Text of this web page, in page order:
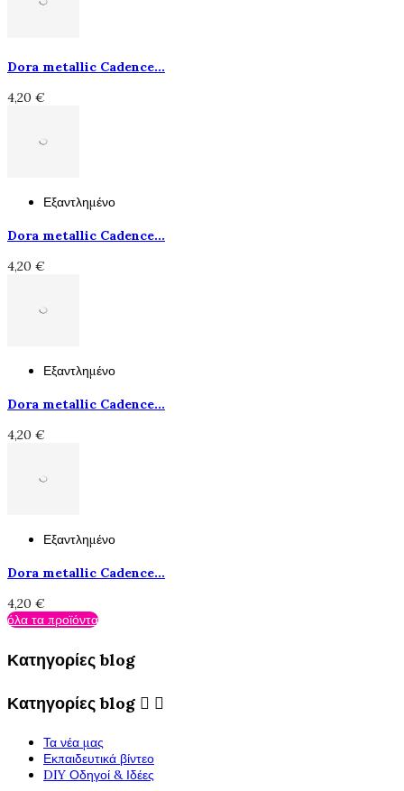
Dora metallic Cadence...
4,20 €
Εξαντλημένο
Dora metallic Cadence...
4,20 €
Εξαντλημένο
Dora metallic Cadence...
4,20 €
Εξαντλημένο
Dora metallic Cadence...
4,20 €
όλα τα προϊόντα
Κατηγορίες blog
Κατηγορίες blog  
Τα νέα μας
Εκπαιδευτικά βίντεο
DIY Οδηγοί & Ιδέες